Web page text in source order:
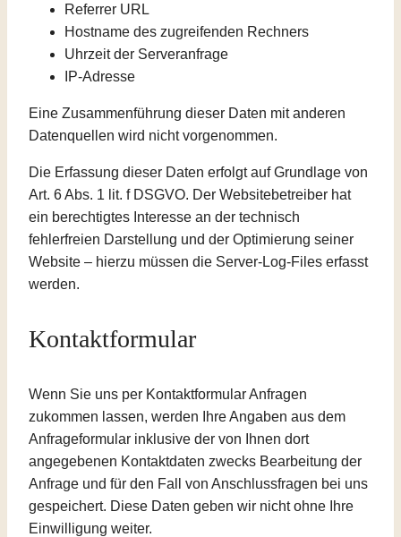
Referrer URL
Hostname des zugreifenden Rechners
Uhrzeit der Serveranfrage
IP-Adresse
Eine Zusammenführung dieser Daten mit anderen
Datenquellen wird nicht vorgenommen.
Die Erfassung dieser Daten erfolgt auf Grundlage von
Art. 6 Abs. 1 lit. f DSGVO. Der Websitebetreiber hat
ein berechtigtes Interesse an der technisch
fehlerfreien Darstellung und der Optimierung seiner
Website – hierzu müssen die Server-Log-Files erfasst
werden.
Kontaktformular
Wenn Sie uns per Kontaktformular Anfragen
zukommen lassen, werden Ihre Angaben aus dem
Anfrageformular inklusive der von Ihnen dort
angegebenen Kontaktdaten zwecks Bearbeitung der
Anfrage und für den Fall von Anschlussfragen bei uns
gespeichert. Diese Daten geben wir nicht ohne Ihre
Einwilligung weiter.